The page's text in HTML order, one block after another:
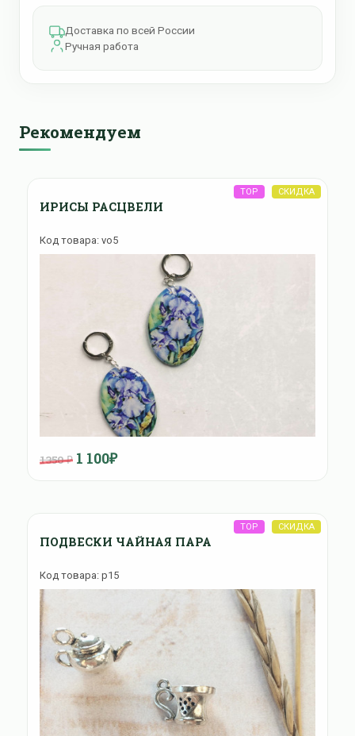
Доставка по всей России
Ручная работа
Рекомендуем
ИРИСЫ РАСЦВЕЛИ
Код товара: vo5
1350 ₽ 1 100₽
ПОДВЕСКИ ЧАЙНАЯ ПАРА
Код товара: p15